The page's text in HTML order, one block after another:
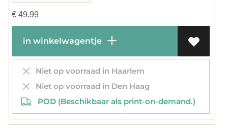
€49,99
in winkelwagentje
Niet op voorraad in Haarlem
Niet op voorraad in Den Haag
POD (Beschikbaar als print-on-demand.)